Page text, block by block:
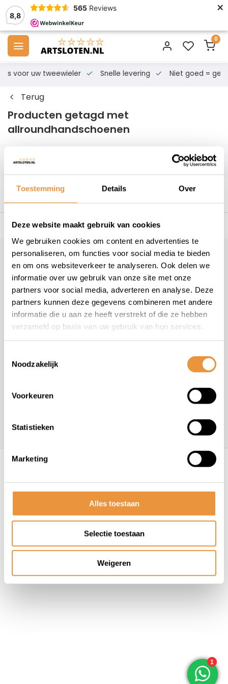
Toestemming Details Over
Deze website maakt gebruik van cookies
We gebruiken cookies om content en advertenties te
personaliseren, om functies voor social media te bieden
en om ons websiteverkeer te analyseren. Ook delen we
informatie over uw gebruik van onze site met onze
partners voor social media, adverteren en analyse. Deze
partners kunnen deze gegevens combineren met andere
informatie die u aan ze heeft verstrekt of die ze hebben
verzameld op basis van uw gebruik van hun services.
Noodzakelijk
Voorkeuren
Statistieken
Marketing
Alles toestaan
Selectie toestaan
Weigeren
8,8
565 Reviews ×
0
voor uw tweewieler Snelle levering Niet goed = geld
Terug
Producten getagd met
allroundhandschoenen
Filters
voor uw tweewieler Snelle levering
Klantenservice
Veelgestelde vragen
+31 78 780 2330
info@artsloten.nl
Contactgegevens
Algemene voorwaarden Disclaimer
Privacy
Policy
Sitemap